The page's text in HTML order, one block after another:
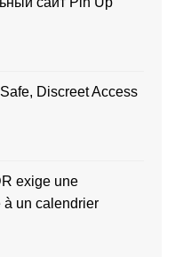
Discreet Access
exige une
à un calendrier